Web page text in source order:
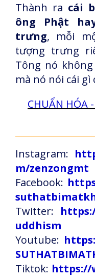
Thành ra cái
ông Phật
trưng, mỗi
tượng trưng
Tông nó
mà nó nói cái gì
CHUẨN HÓA
Instagram:
m/zenzongmt
Facebook:
Twitter:
uddhism
Youtube:
Tiktok: https://